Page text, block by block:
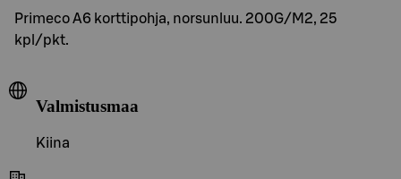
Primeco A6 korttipohja, norsunluu. 200G/M2, 25
kpl/pkt.
Valmistusmaa
Kiina